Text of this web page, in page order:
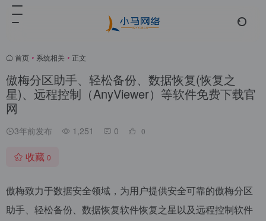
首页 • 系统相关 • 正文
傲梅分区助手、轻松备份、数据恢复(恢复之
星)、远程控制（AnyViewer）等软件免费下载官
网
3年前发布 1,251 0 0
收藏 0
傲梅致力于数据安全领域，为用户提供安全可靠的傲梅分区
助手、轻松备份、数据恢复软件恢复之星以及远程控制软件